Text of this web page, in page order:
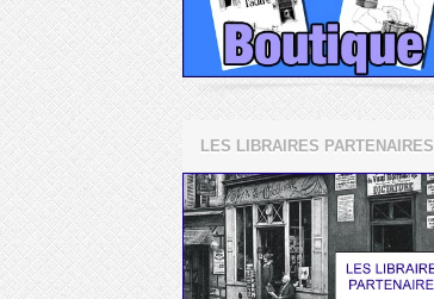
LES LIBRAIRES PARTENAIRES